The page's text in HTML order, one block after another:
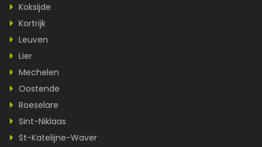
Koksijde
Kortrijk
Leuven
Lier
Mechelen
Oostende
Roeselare
Sint-Niklaas
St-Katelijne-Waver